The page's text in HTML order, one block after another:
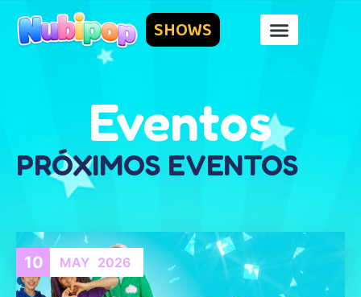
SHOWS
Eventos
PRÓXIMOS EVENTOS
10 MAY 2026